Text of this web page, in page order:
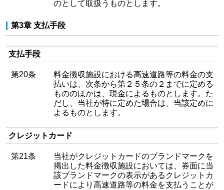
のとして取扱うものとします。
第3章 支払手段
支払手段
第20条
料金徴収施設における高速道路等の料金の支
払いは、次条から第２５条の２までに定める
もののほかは、現金によるものとします。た
だし、当社が特に定めた場合は、当該定めに
よるものとします。
クレジットカード
第21条
当社がクレジットカードのブランドマークを
掲出した料金徴収施設においては、券面に当
該ブランドマークの表示があるクレジットカ
ードにより高速道路等の料金を支払うことが